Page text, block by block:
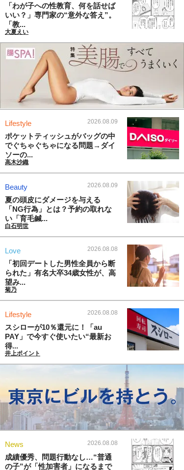
「わが子への性教育、何を話せば
いい？」専門家の“意外な答え”。
「教...
大夏えい
Lifestyle 2026.08.09
ポケットティッシュがバッグの中
でぐちゃぐちゃになる問題→ダイ
ソーの...
高木沙織
Beauty 2026.08.09
夏の頭皮にダメージを与える
「NG行為」とは？予約の取れな
い「育毛鍼...
白石明世
Love 2026.08.08
「初回デートした男性全員から断
られた」有名大卒34歳女性が、高
望み...
菊乃
Lifestyle 2026.08.08
スシローが10％還元に！「au
PAY」で今すぐ使いたい“最新お
得...
井上ポイント
News 2026.08.08
成績優秀、問題行動なし…“普通
の子”が「性加害者」になるまで